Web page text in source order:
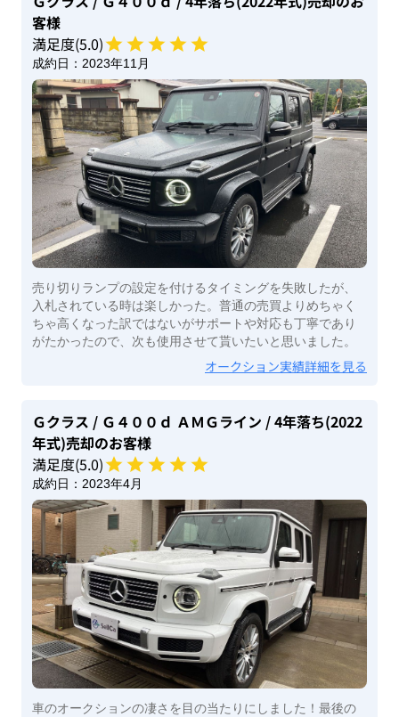
客様
満足度(5.0)
成約日： 2023年11月
売り切りランプの設定を付けるタイミングを失敗したが、
入札されている時は楽しかった。普通の売買よりめちゃく
ちゃ高くなった訳ではないがサポートや対応も丁寧であり
がたかったので、次も使用させて貰いたいと思いました。
オークション実績詳細を見る
Ｇクラス / Ｇ４００ｄ ＡＭＧライン / 4年落ち(2022
年式)売却のお客様
満足度(5.0)
成約日： 2023年4月
車のオークションの凄さを目の当たりにしました！最後の